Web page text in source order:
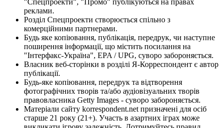
реклами.
Розділ Спецпроекти створюється спільно з
комерційними партнерами.
Будь яке копіювання, публікація, передрук, чи наступне
поширення інформації, що містить посилання на
"Інтерфакс-Україна", EPA / UPG, суворо забороняється.
Власник веб-сторінки в розділі Я-Корреспондент є автор
публікації.
Будь-яке копіювання, передрук та відтворення
фотографічних творів та/або аудіовізуальних творів
правовласника Getty Images - суворо забороняється.
Матеріали сайту korrespondent.net призначені для осіб
старше 21 року (21+). Участь в азартних іграх може